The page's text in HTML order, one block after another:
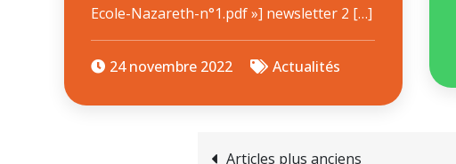
Ecole-Nazareth-n°1.pdf »] newsletter 2 […]
24 novembre 2022 Actualités
Articles plus anciens